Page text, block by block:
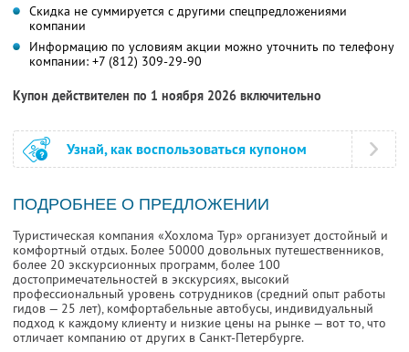
Скидка не суммируется с другими спецпредложениями
компании
Информацию по условиям акции можно уточнить по телефону
компании: +7 (812) 309-29-90
Купон действителен по 1 ноября 2026 включительно
Узнай, как воспользоваться купоном
ПОДРОБНЕЕ О ПРЕДЛОЖЕНИИ
Туристическая компания «Хохлома Тур» организует достойный и
комфортный отдых. Более 50000 довольных путешественников,
более 20 экскурсионных программ, более 100
достопримечательностей в экскурсиях, высокий
профессиональный уровень сотрудников (средний опыт работы
гидов — 25 лет), комфортабельные автобусы, индивидуальный
подход к каждому клиенту и низкие цены на рынке — вот то, что
отличает компанию от других в Санкт-Петербурге.